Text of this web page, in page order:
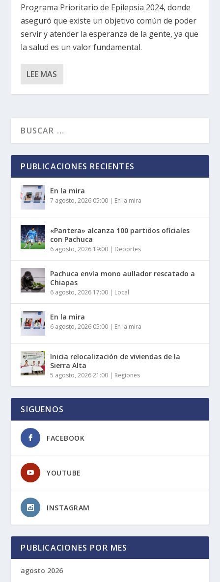
Programa Prioritario de Epilepsia 2024, donde
aseguró que existe un objetivo común de poder
servir y atender la esperanza de la gente, ya que
la salud es un valor fundamental.
LEE MAS
PUBLICACIONES RECIENTES
En la mira
7 agosto, 2026 05:00 | En la mira
«Pantera» alcanza 100 partidos oficiales
con Pachuca
6 agosto, 2026 19:00 | Deportes
Pachuca envía mono aullador rescatado a
Chiapas
6 agosto, 2026 17:00 | Local
En la mira
6 agosto, 2026 05:00 | En la mira
Inicia relocalización de viviendas de la
Sierra Alta
5 agosto, 2026 21:00 | Regiones
SIGUENOS
FACEBOOK
YOUTUBE
INSTAGRAM
PUBLICACIONES POR MES
agosto 2026